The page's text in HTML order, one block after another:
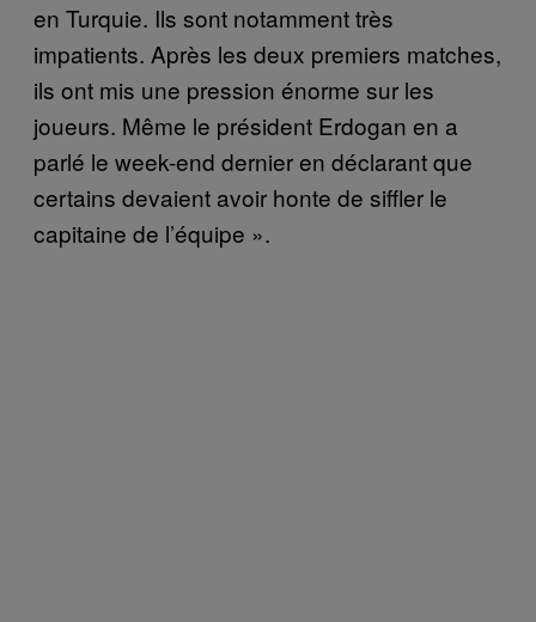
en Turquie. Ils sont notamment très
impatients. Après les deux premiers matches,
ils ont mis une pression énorme sur les
joueurs. Même le président Erdogan en a
parlé le week-end dernier en déclarant que
certains devaient avoir honte de siffler le
capitaine de l’équipe ».